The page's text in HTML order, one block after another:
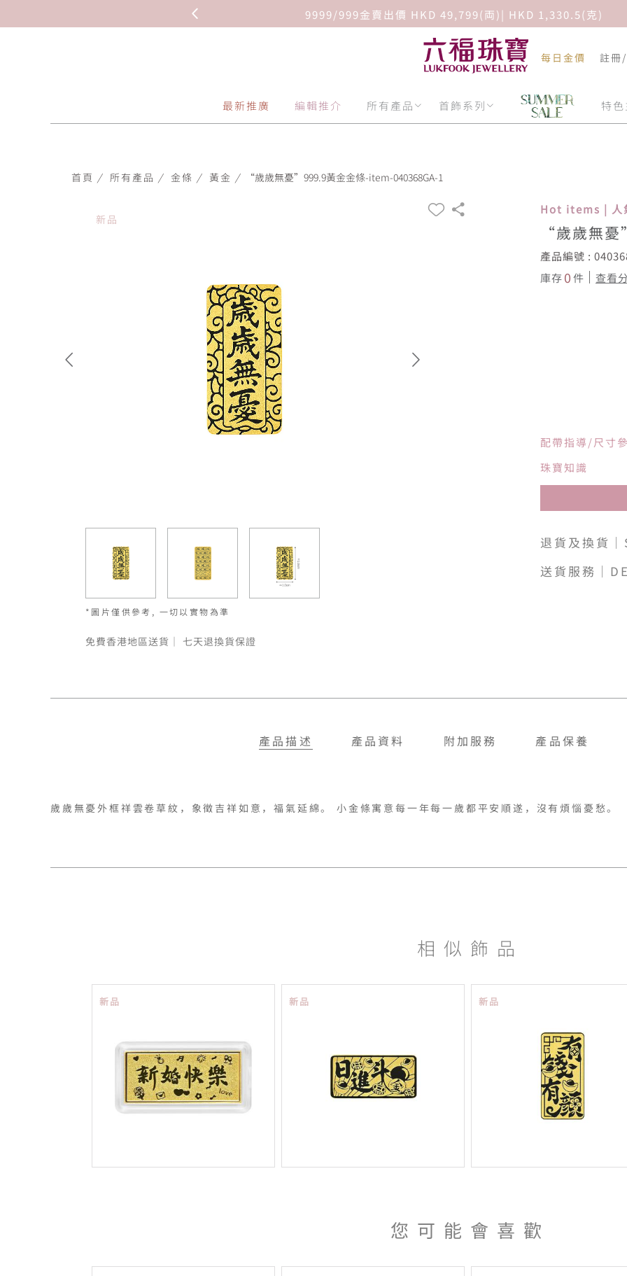
限時免費香港地區送貨｜立即選購
每日金價 註冊
最新推廣 編輯推介 所有產品 首飾系列 特
首頁 / 所有產品 / 金條 / 黃金 / “歲歲無憂”999.9黃金金條-item-040368GA-1
新品
*圖片僅供參考, 一切以實物為準
免費香港地區送貨｜ 七天退換貨保證
Hot items | 人
“歲歲無
產品編號 :
庫存0件 查看
配帶指導/尺寸
珠寶知識
退貨及換貨
送貨服務｜
產品描述 產品資料 附加服務 產品保養
相似飾品
新品 新品 新品
您可能會喜歡